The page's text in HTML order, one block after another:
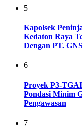
5
Kapolsek
Kedaton Raya
Dengan PT.
6
Proyek P3-
Pondasi Minim
Pengawasan
7